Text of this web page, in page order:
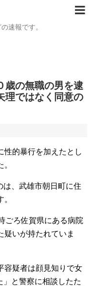
速報です。
の無職の男を逮
ではなく同意の
性的暴行を加えたとし
、武雄市朝日町に住
ごろ佐賀県にある病院
疑いが持たれていま
容疑者は顔見知りで女
と警察に相談したた